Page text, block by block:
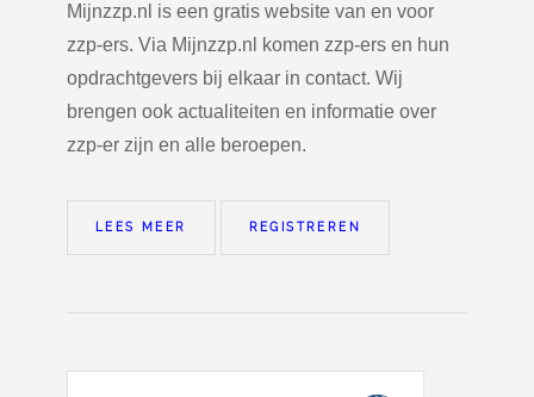
Mijnzzp.nl is een gratis website van en voor
zzp-ers. Via Mijnzzp.nl komen zzp-ers en hun
opdrachtgevers bij elkaar in contact. Wij
brengen ook actualiteiten en informatie over
zzp-er zijn en alle beroepen.
LEES MEER REGISTREREN